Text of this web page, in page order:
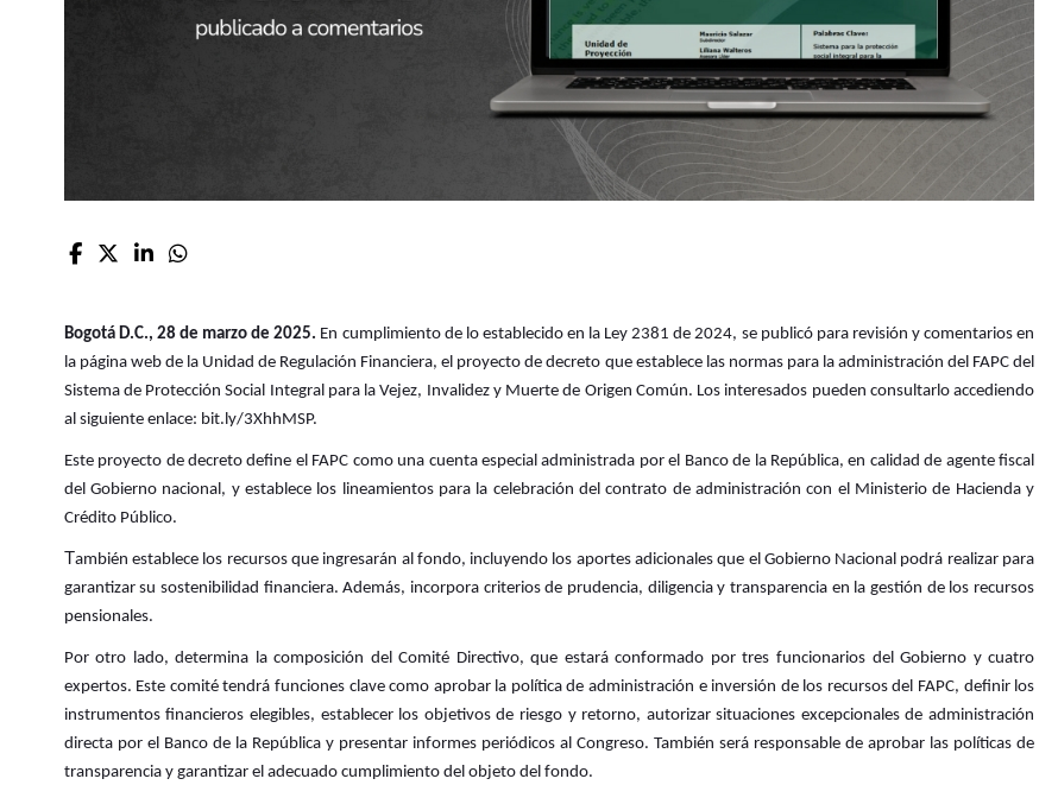
Bogotá D.C., 28 de marzo de 2025. En cumplimiento de lo establecido en la Ley 2381 de 2024, se publicó para revisión y comentarios en
la página web de la Unidad de Regulación Financiera, el proyecto de decreto que establece las normas para la administración del FAPC del
Sistema de Protección Social Integral para la Vejez, Invalidez y Muerte de Origen Común. Los interesados pueden consultarlo accediendo
al siguiente enlace: bit.ly/3XhhMSP.
Este proyecto de decreto define el FAPC como una cuenta especial administrada por el Banco de la República, en calidad de agente fiscal
del Gobierno nacional, y establece los lineamientos para la celebración del contrato de administración con el Ministerio de Hacienda y
Crédito Público.
También establece los recursos que ingresarán al fondo, incluyendo los aportes adicionales que el Gobierno Nacional podrá realizar para
garantizar su sostenibilidad financiera. Además, incorpora criterios de prudencia, diligencia y transparencia en la gestión de los recursos
pensionales.
Por otro lado, determina la composición del Comité Directivo, que estará conformado por tres funcionarios del Gobierno y cuatro
expertos. Este comité tendrá funciones clave como aprobar la política de administración e inversión de los recursos del FAPC, definir los
instrumentos financieros elegibles, establecer los objetivos de riesgo y retorno, autorizar situaciones excepcionales de administración
directa por el Banco de la República y presentar informes periódicos al Congreso. También será responsable de aprobar las políticas de
transparencia y garantizar el adecuado cumplimiento del objeto del fondo.